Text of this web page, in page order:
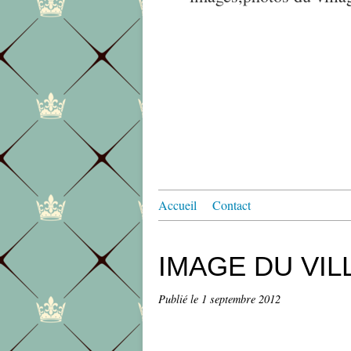
Accueil Contact
IMAGE DU
Publié le 1 septembre 2012